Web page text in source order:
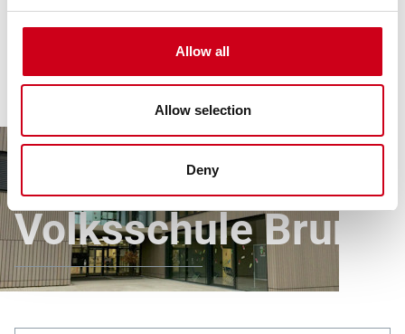
Allow all
Allow selection
Deny
Volksschule Brunn